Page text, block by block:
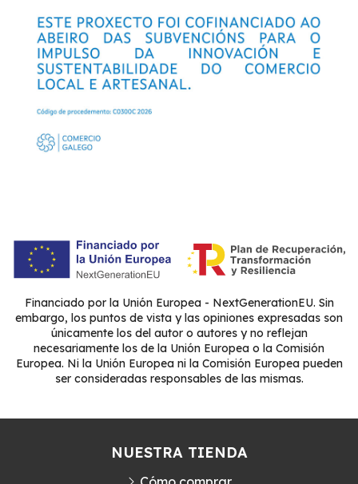
Financiado por la Unión Europea - NextGenerationEU. Sin
embargo, los puntos de vista y las opiniones expresadas son
únicamente los del autor o autores y no reflejan
necesariamente los de la Unión Europea o la Comisión
Europea. Ni la Unión Europea ni la Comisión Europea pueden
ser consideradas responsables de las mismas.
NUESTRA TIENDA